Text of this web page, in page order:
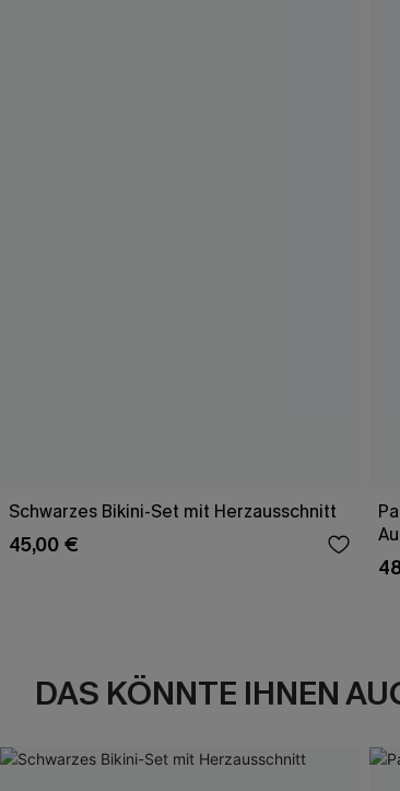
Schwarzes Bikini-Set mit Herzausschnitt
45,00 €
DAS KÖNNTE IHNEN